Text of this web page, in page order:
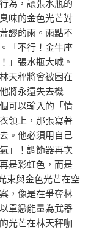
為，讓張水瓶的
味的金色光芒對
謬的雨。雨點不
「不行！金牛座
」張水瓶大喊。
天秤將會被困在
將永遠失去機
可以輸入的「情
領上，那張寫著
。他必須用自己
」！調節器再次
是彩虹色，而是
束與金色光芒在空
，像是在爭奪林
單戀能量為武器
光芒在林天秤咖